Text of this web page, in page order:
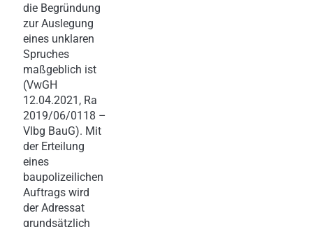
die Begründung
zur Auslegung
eines unklaren
Spruches
maßgeblich ist
(VwGH
12.04.2021, Ra
2019/06/0118 –
Vlbg BauG). Mit
der Erteilung
eines
baupolizeilichen
Auftrags wird
der Adressat
grundsätzlich